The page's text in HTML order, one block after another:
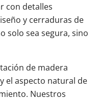
con detalles
y cerraduras de
solo sea segura, sino
de madera
el aspecto natural de
Nuestros